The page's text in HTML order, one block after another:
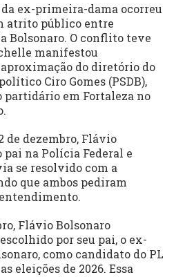
ex-primeira-dama ocorreu
atrito público entre
Bolsonaro. O conflito teve
manifestou
do diretório do
Ciro Gomes (PSDB),
em Fortaleza no
de dezembro, Flávio
na Polícia Federal e
se resolvido com a
que ambos pediram
Flávio Bolsonaro
por seu pai, o ex-
como candidato do PL
eleições de 2026. Essa